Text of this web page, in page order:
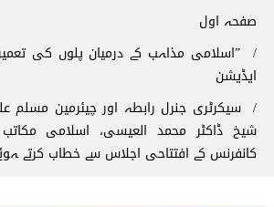
Breadcrumb
صفحہ اول
”اسلامی مذاہب کے درمیان پلوں کی
ایڈیشن
سیکرٹری جنرل رابطہ اور چیئرمین مسلم
شیخ ڈاکٹر محمد العیسی، اسلامی
کانفرنس کے افتتاحی اجلاس سے خطاب کرتے